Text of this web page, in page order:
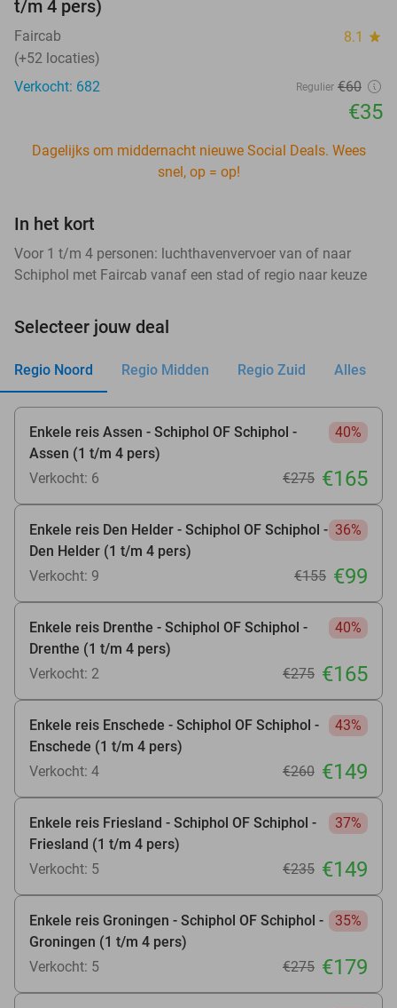
t/m 4 pers)
Faircab 8.1 star
(+52 locaties)
Verkocht: 682
Regulier €60
€35
Dagelijks om middernacht nieuwe Social Deals. Wees
snel, op = op!
In het kort
Voor 1 t/m 4 personen: luchthavenvervoer van of naar
Schiphol met Faircab vanaf een stad of regio naar keuze
Selecteer jouw deal
Regio Noord Regio Midden Regio Zuid Alles
Enkele reis Assen - Schiphol OF Schiphol -
Assen (1 t/m 4 pers)
40%
Verkocht: 6 €275 €165
Enkele reis Den Helder - Schiphol OF Schiphol -
Den Helder (1 t/m 4 pers)
36%
Verkocht: 9 €155 €99
Enkele reis Drenthe - Schiphol OF Schiphol -
Drenthe (1 t/m 4 pers)
40%
Verkocht: 2 €275 €165
Enkele reis Enschede - Schiphol OF Schiphol -
Enschede (1 t/m 4 pers)
43%
Verkocht: 4 €260 €149
Enkele reis Friesland - Schiphol OF Schiphol -
Friesland (1 t/m 4 pers)
37%
Verkocht: 5 €235 €149
Enkele reis Groningen - Schiphol OF Schiphol -
Groningen (1 t/m 4 pers)
35%
Verkocht: 5 €275 €179